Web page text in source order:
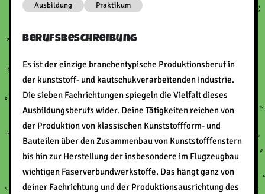
Ausbildung Praktikum
Berufsbeschreibung
Es ist der einzige branchentypische Produktionsberuf in
der kunststoff- und kautschukverarbeitenden Industrie.
Die sieben Fachrichtungen spiegeln die Vielfalt dieses
Ausbildungsberufs wider. Deine Tätigkeiten reichen von
der Produktion von klassischen Kunststoffform- und
Bauteilen über den Zusammenbau von Kunststofffenstern
bis hin zur Herstellung der insbesondere im Flugzeugbau
wichtigen Faserverbundwerkstoffe. Das hängt ganz von
deiner Fachrichtung und der Produktionsausrichtung des